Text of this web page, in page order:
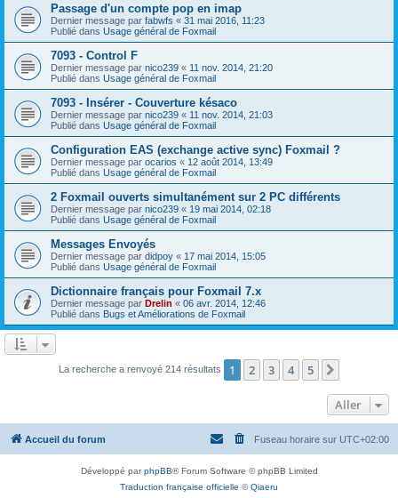
Passage d'un compte pop en imap
Dernier message par fabwfs « 31 mai 2016, 11:23
Publié dans Usage général de Foxmail
7093 - Control F
Dernier message par nico239 « 11 nov. 2014, 21:20
Publié dans Usage général de Foxmail
7093 - Insérer - Couverture késaco
Dernier message par nico239 « 11 nov. 2014, 21:03
Publié dans Usage général de Foxmail
Configuration EAS (exchange active sync) Foxmail ?
Dernier message par ocarios « 12 août 2014, 13:49
Publié dans Usage général de Foxmail
2 Foxmail ouverts simultanément sur 2 PC différents
Dernier message par nico239 « 19 mai 2014, 02:18
Publié dans Usage général de Foxmail
Messages Envoyés
Dernier message par didpoy « 17 mai 2014, 15:05
Publié dans Usage général de Foxmail
Dictionnaire français pour Foxmail 7.x
Dernier message par Drelin « 06 avr. 2014, 12:46
Publié dans Bugs et Améliorations de Foxmail
La recherche a renvoyé 214 résultats 1 2 3 4 5
Aller
Accueil du forum Fuseau horaire sur UTC+02:00
Développé parphpBB® Forum Software © phpBB Limited
Traduction française officielle ©Qiaeru